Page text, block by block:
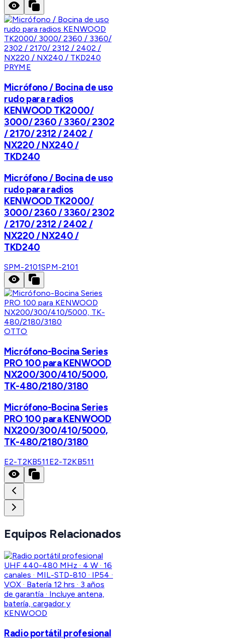
PRYME
Micrófono / Bocina de uso
rudo para radios
KENWOOD TK2000/
3000/ 2360 / 3360/ 2302
/ 2170/ 2312 / 2402 /
NX220 / NX240 /
TKD240
Micrófono / Bocina de uso
rudo para radios
KENWOOD TK2000/
3000/ 2360 / 3360/ 2302
/ 2170/ 2312 / 2402 /
NX220 / NX240 /
TKD240
SPM-2101SPM-2101
OTTO
Micrófono-Bocina Series
PRO 100 para KENWOOD
NX200/300/410/5000,
TK-480/2180/3180
Micrófono-Bocina Series
PRO 100 para KENWOOD
NX200/300/410/5000,
TK-480/2180/3180
E2-T2KB511 E2-T2KB511
Equipos Relacionados
KENWOOD
Radio portátil profesional